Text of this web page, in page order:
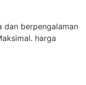
dan berpengalaman
harga